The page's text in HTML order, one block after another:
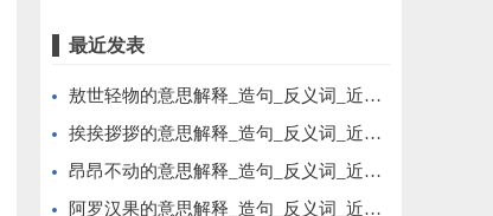
最近发表
敖世轻物的意思解释_造句_反义词_近义词_成语故事
挨挨拶拶的意思解释_造句_反义词_近义词_成语故事
昂昂不动的意思解释_造句_反义词_近义词_成语故事
阿罗汉果的意思解释_造句_反义词_近义词_成语故事